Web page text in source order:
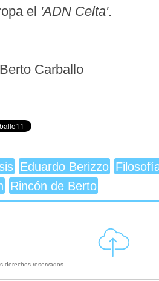
el 'ADN Celta'.
Carballo
Eduardo Berizzo
Rincón de Berto